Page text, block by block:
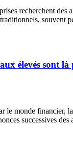
recherchent des
souvent
élevés sont
le monde financier,
successives des